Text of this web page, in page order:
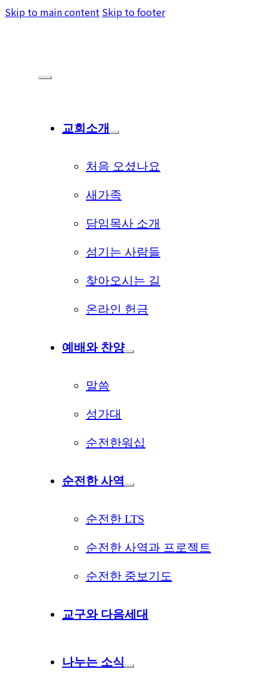
Skip to main content Skip to footer
교회소개
처음 오셨나요
새가족
담임목사 소개
섬기는 사람들
찾아오시는 길
온라인 헌금
예배와 찬양
말씀
성가대
순전한워십
순전한 사역
순전한 LTS
순전한 사역과 프로젝트
순전한 중보기도
교구와 다음세대
나누는 소식